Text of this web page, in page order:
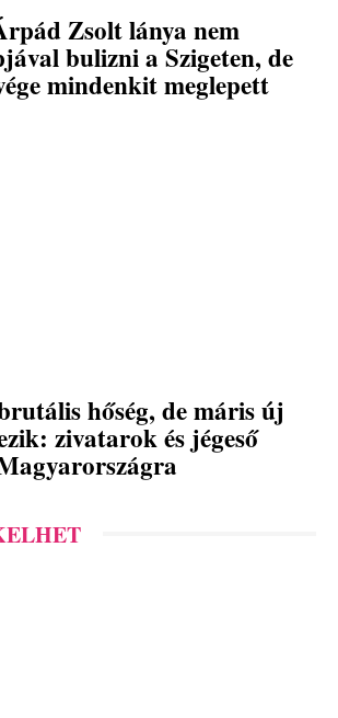
Zsolt lánya nem
bulizni a Szigeten, de
mindenkit meglepett
hőség, de máris új
zivatarok és jégeső